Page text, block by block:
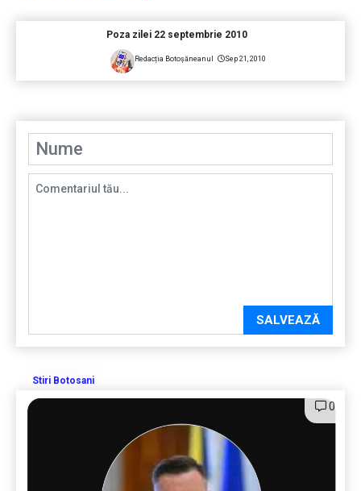
Poza zilei 22 septembrie 2010
Redacția Botoșăneanul Sep 21, 2010
SALVEAZĂ
Stiri Botosani
0